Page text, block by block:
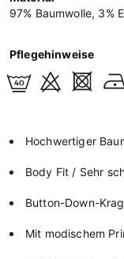
97% Baumwolle, 3%
Pflegehinweise
Hochwertiger
Body Fit / Sehr
Button-Down-
Mit modischem